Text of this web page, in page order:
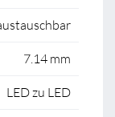
7.14 mm
LED zu LED